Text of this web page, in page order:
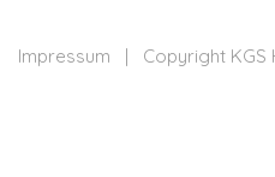
Impressum | Copyright KGS